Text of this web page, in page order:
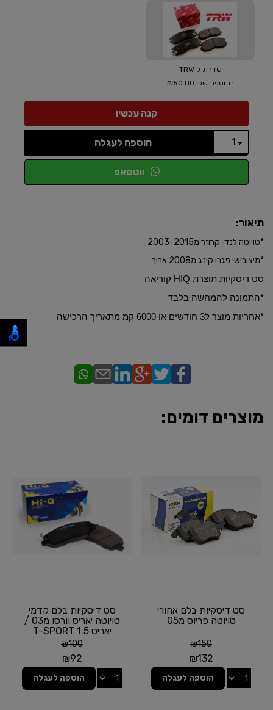
שדרוג ל TRW
בתוספת של: ₪50.00
הוספה לעגלה
ווטסאפ
תיאור:
*טויוטה לנד-קרוזר מ2003-2015
*מיצובישי פגרו קינג מ2008 ארוך
סט דיסקיות תוצרת HIQ קוריאה
*התמונה להמחשה בלבד
​*אחריות מוצר ל3 חודשים או 6000 קמ מתאריך הרכישה
מוצרים דומים:
סט דיסקיות בלם אחורי
טויוטה פריוס מ05
₪150
₪132
הוספה לעגלה
סט דיסקיות בלם קדמי
טויוטה יאריס וורסו מ03 /
יאריס T-SPORT 1.5
₪100
₪92
הוספה לעגלה